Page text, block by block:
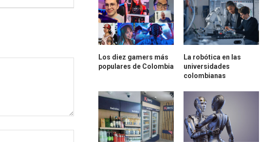
Los diez gamers más
populares de Colombia
La robótica en las
universidades
colombianas